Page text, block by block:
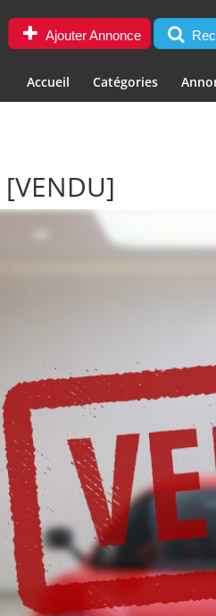
Ajouter Annonce
Accueil Catégories
[VENDU]